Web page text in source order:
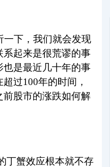
一下，我们就会发现
起来是很荒谬的事
是最近几十年的事
过100年的时间，
股市的涨跌如何解
丁蟹效应根本就不存